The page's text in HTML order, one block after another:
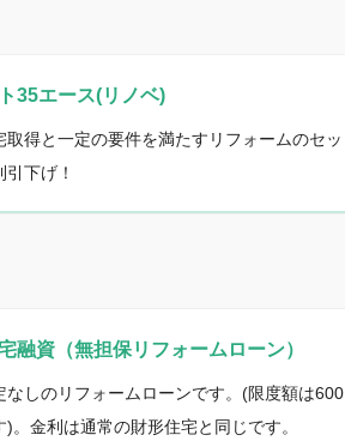
35エース(リノベ)
取得と一定の要件を満たすリフォームのセッ
引下げ！
融資（無担保リフォームローン）
なしのリフォームローンです。(限度額は600
)。金利は通常の財形住宅と同じです。